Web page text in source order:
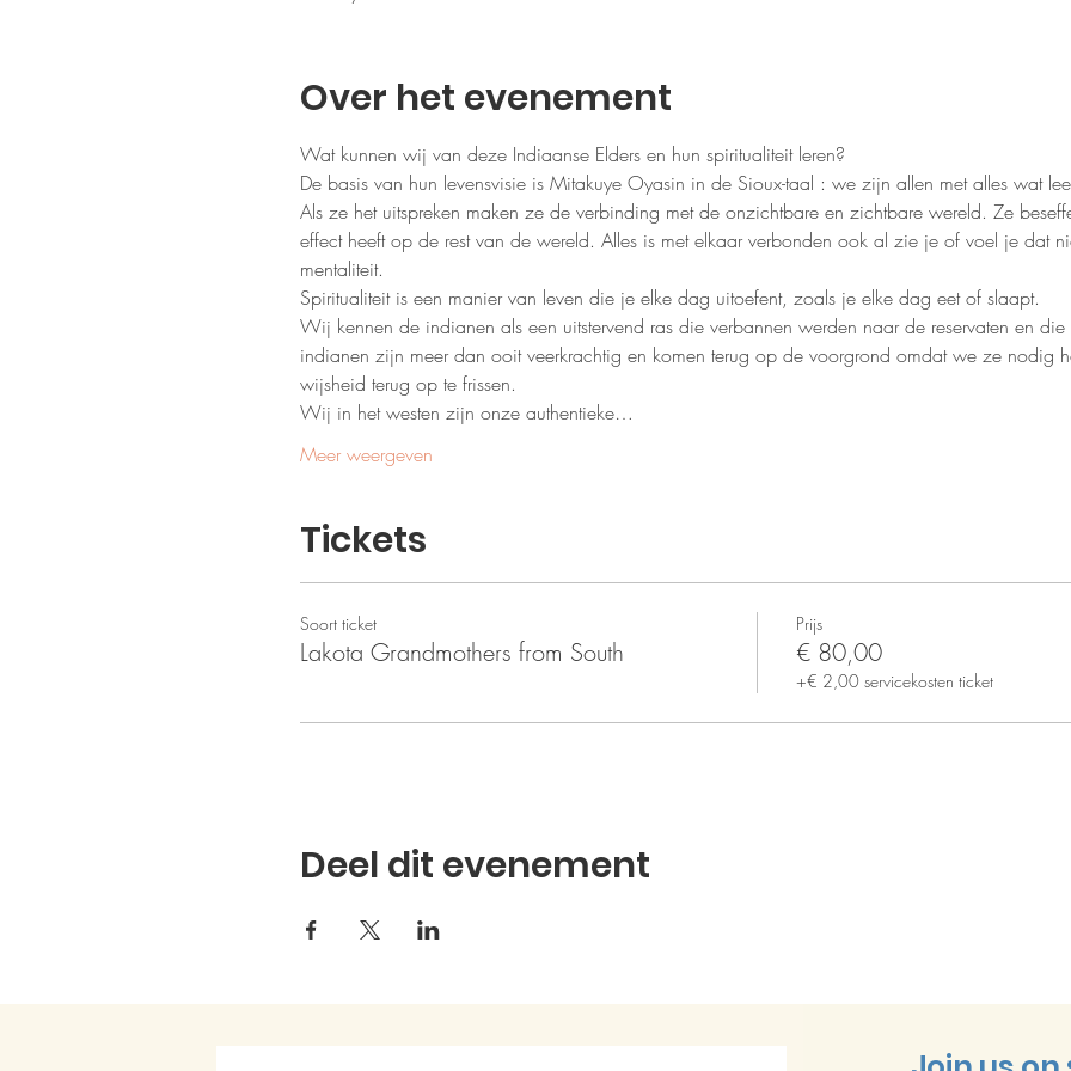
Over het evenement
Wat kunnen wij van deze Indiaanse Elders en hun spiritualiteit leren?
De basis van hun levensvisie is Mitakuye Oyasin in de Sioux-taal : we zijn allen met alles wat
Als ze het uitspreken maken ze de verbinding met de onzichtbare en zichtbare wereld. Ze
effect heeft op de rest van de wereld. Alles is met elkaar verbonden ook al zie je of voel je dat
mentaliteit.
Spiritualiteit is een manier van leven die je elke dag uitoefent, zoals je elke dag eet of slaapt.
Wij kennen de indianen als een uitstervend ras die verbannen werden naar de reservaten en
indianen zijn meer dan ooit veerkrachtig en komen terug op de voorgrond omdat we ze nodig
wijsheid terug op te frissen.
Wij in het westen zijn onze authentieke…
Meer weergeven
Tickets
Soort ticket
Lakota Grandmothers from South
Prijs
€ 80,00
+€ 2,00 servicekosten ticket
Deel dit evenement